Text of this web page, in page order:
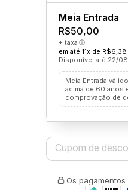
Meia Entrada
R$50,00
+ taxa
em até 11x de R$6,38
Disponível até 22/08
Meia Entrada
acima de 60 anos
comprovação de
Os